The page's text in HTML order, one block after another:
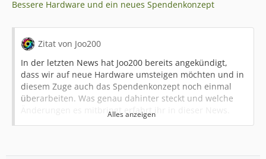
Bessere Hardware und ein neues Spendenkonzept
Zitat von Joo200
In der letzten News hat Joo200 bereits angekündigt,
dass wir auf neue Hardware umsteigen möchten und in
diesem Zuge auch das Spendenkonzept noch einmal
überarbeiten. Was genau dahinter steckt und welche
Änderungen es mitbringt erfahrt ihr in dieser News.
Alles anzeigen